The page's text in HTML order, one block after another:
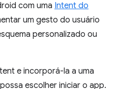
com uma Intent do
um gesto do usuário
personalizado ou
e incorporá-la a uma
escolher iniciar o app.